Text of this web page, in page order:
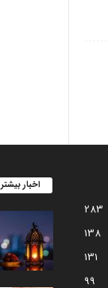
اخبار بیشتر
283
138
131
99